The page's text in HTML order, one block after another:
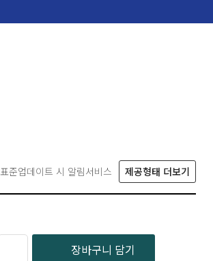
표준업데이트 시 알림서비스 제공형태 더보기
장바구니 담기